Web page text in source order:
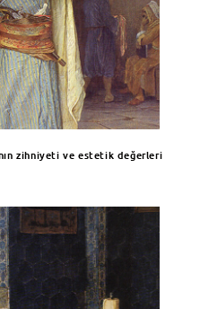
zihniyeti ve estetik değerleri